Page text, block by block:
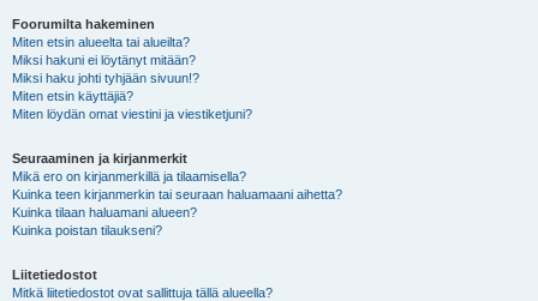
Foorumilta hakeminen
Miten etsin alueelta tai alueilta?
Miksi hakuni ei löytänyt mitään?
Miksi haku johti tyhjään sivuun!?
Miten etsin käyttäjiä?
Miten löydän omat viestini ja viestiketjuni?
Seuraaminen ja kirjanmerkit
Mikä ero on kirjanmerkillä ja tilaamisella?
Kuinka teen kirjanmerkin tai seuraan haluamaani aihetta?
Kuinka tilaan haluamani alueen?
Kuinka poistan tilaukseni?
Liitetiedostot
Mitkä liitetiedostot ovat sallittuja tällä alueella?